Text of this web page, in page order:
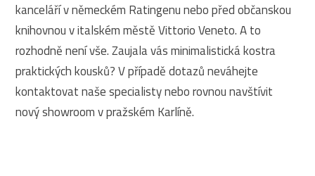
kanceláří v německém Ratingenu nebo před občanskou
knihovnou v italském městě Vittorio Veneto. A to
rozhodně není vše. Zaujala vás minimalistická kostra
praktických kousků? V případě dotazů neváhejte
kontaktovat naše specialisty nebo rovnou navštívit
nový showroom v pražském Karlíně.